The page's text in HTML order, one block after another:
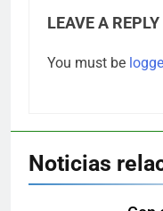
LEAVE A REPLY
You must be
Noticias